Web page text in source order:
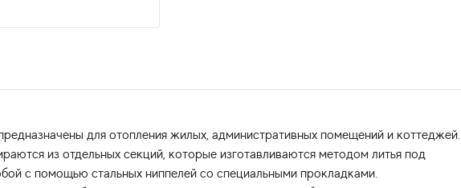
для отопления жилых, административных помещений и коттеджей.
из отдельных секций, которые изготавливаются методом литья под
с помощью стальных ниппелей со специальными прокладками.